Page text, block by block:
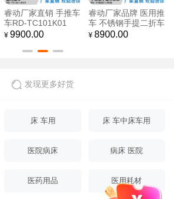
手动单摇护理床 医用
病床，
¥ 1800.00
厂家直销 带枕头 带
抽屉 两款皮色可选
豪华诊疗床医用检查
¥ 9200.00
发现更多好货
床 车用 床 车中床车用
医院病床 病床 医院
医药用品 医用耗材